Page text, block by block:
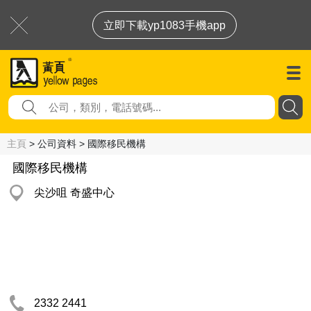
立即下載yp1083手機app
主頁 > 公司資料 > 國際移民機構
國際移民機構
尖沙咀 奇盛中心
2332 2441